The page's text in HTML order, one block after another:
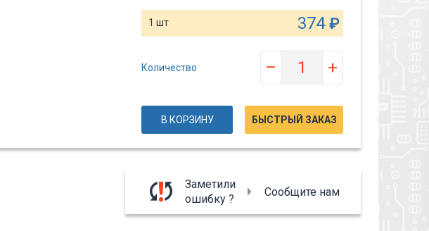
1 шт 374 ₽
Количество – +
В КОРЗИНУ БЫСТРЫЙ ЗАКАЗ
Заметили
ошибку ?
Сообщите нам